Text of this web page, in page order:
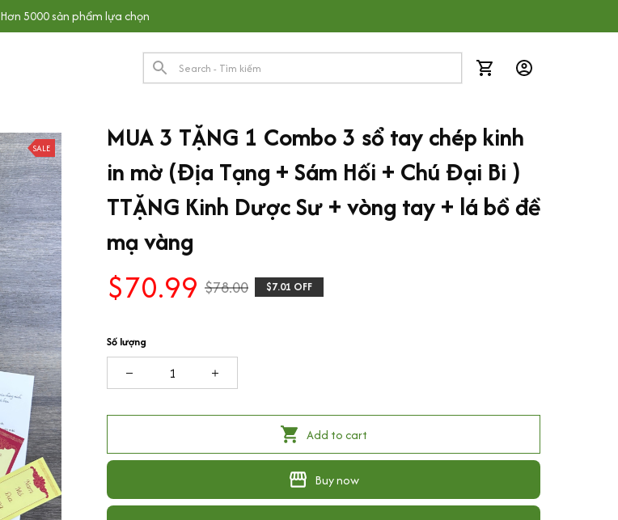
Hơn 5000 sản phẩm lựa chọn
SALE
MUA 3 TẶNG 1 Combo 3 sổ tay chép kinh
in mờ (Địa Tạng + Sám Hối + Chú Đại Bi )
TTẶNG Kinh Dược Sư + vòng tay + lá bồ đề
mạ vàng
$70.99 $78.00 $7.01 OFF
Số lượng
Add to cart
Buy now